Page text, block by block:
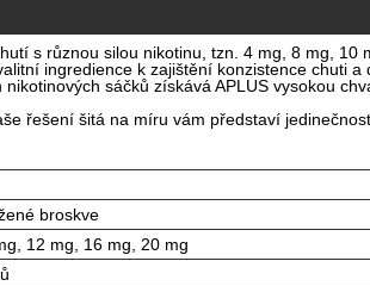
s různou silou nikotinu, tzn. 4 mg, 8 mg, 10
ingredience k zajištění konzistence chuti a
sáčků získává APLUS vysokou
řešení šitá na míru vám představí
broskve
12 mg, 16 mg, 20 mg